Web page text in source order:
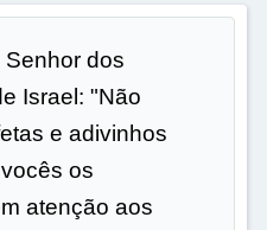
dos
Israel: "Não
e adivinhos
os
atenção aos